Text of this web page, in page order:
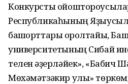
Конкурсты
Республикаһының
башҡорттары ҡоролтайы,
университетының Сибай
телен ҡәҙерләйек», «Бабич
Мөхәмәтзәкир улы»